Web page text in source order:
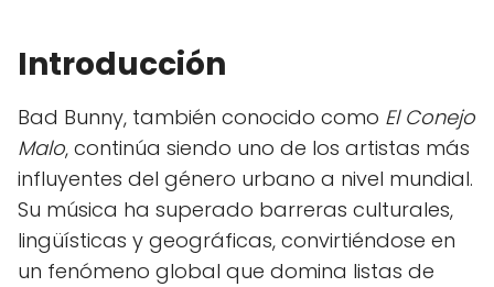
Introducción
Bad Bunny, también conocido como El Conejo
Malo, continúa siendo uno de los artistas más
influyentes del género urbano a nivel mundial.
Su música ha superado barreras culturales,
lingüísticas y geográficas, convirtiéndose en
un fenómeno global que domina listas de